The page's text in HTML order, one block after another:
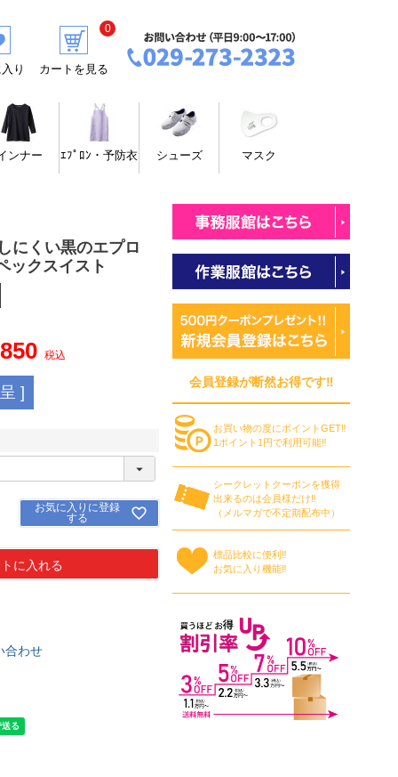
り
0
カートを見る
ンナー ｴﾌﾟﾛﾝ・予防衣 シューズ マスク
にくい黒のエプロ
ックスイスト
税込
]
お気に入りに登録
する
に入れる
合わせ
会員登録が断然お得です‼
お買い物の度にポイントGET‼
1ポイント1円で利用可能‼
シークレットクーポンを獲得
出来るのは会員様だけ‼
（メルマガで不定期配布中）
標品比較に便利‼
お気に入り機能‼